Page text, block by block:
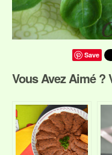
Save
Vous Avez Aimé ?